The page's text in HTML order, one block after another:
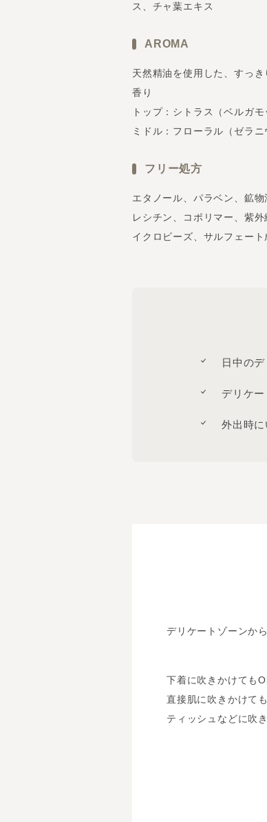
ス、チャ葉エキス
AROMA
天然精油を使用した、すっ
香り
トップ：シトラス（ベルガモ
ミドル：フローラル（ゼラニ
フリー処方
エタノール、パラベン、鉱
レシチン、コポリマー、紫
イクロビーズ、サルフェート
日中の
デリケ
外出時
デリケートゾーンか
下着に吹きかけても
直接肌に吹きかけて
ティッシュなどに吹